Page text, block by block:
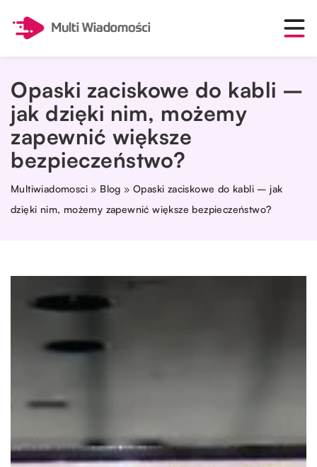
Opaski zaciskowe do kabli –
jak dzięki nim, możemy
zapewnić większe
bezpieczeństwo?
Multiwiadomosci » Blog »Opaski zaciskowe do kabli – jak
dzięki nim, możemy zapewnić większe bezpieczeństwo?